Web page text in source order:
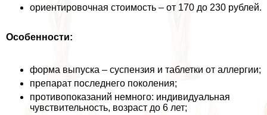
ориентировочная стоимость – от 170 до 230 рублей.
Особенности:
форма выпуска – суспензия и таблетки от аллергии;
препарат последнего поколения;
противопоказаний немного: индивидуальная
чувствительность, возраст до 6 лет;